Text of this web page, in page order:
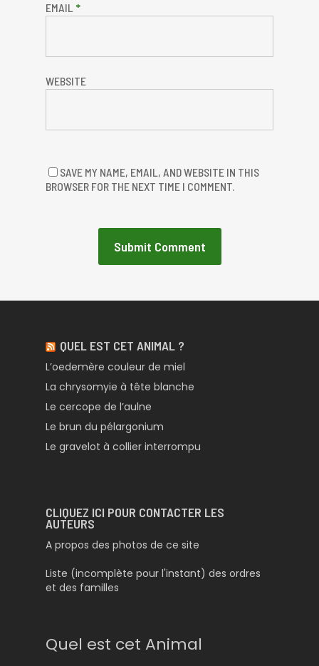
EMAIL *
WEBSITE
SAVE MY NAME, EMAIL, AND WEBSITE IN THIS
BROWSER FOR THE NEXT TIME I COMMENT.
QUEL EST CET ANIMAL ?
L’oedemère couleur de miel
La chrysomyie à tête blanche
Le cercope de l’aulne
Le brun du pélargonium
Le gravelot à collier interrompu
CLIQUEZ ICI POUR CONTACTER LES
AUTEURS
A propos des photos de ce site
Liste (incomplète pour l'instant) des ordres
et des familles
Quel est cet Animal